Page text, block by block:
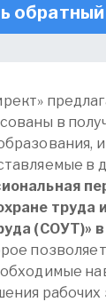
в
в
труда
(СОУТ)»
рабочих